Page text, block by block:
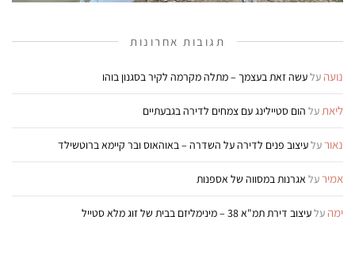
תגובות אחרונות
נועה עלעשה זאת בעצמך – מתלה מקרמה לקיר בסגנון בוהו
ליאת על הום סטיילינג עם צמחים לדירה בגבעתיים
נאורעלעיצוב פנים לדירה על השדרה – באוהאוס ובר קיימא ברוטשילד
אמירעל אגרנות במסווה של אספנות
ימה עלעיצוב דירת תמ"א 38 – מינימליזם בבית של זוג מלא סטייל